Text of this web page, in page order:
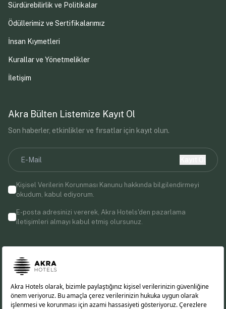
Sürdürebilirlik ve Politikalar
Ödüllerimiz ve Sertifikalarımız
İnsan Kıymetleri
Kurallar ve Yönetmelikler
İletişim
Akra Bülten Listemize Kayıt Ol
Son haberler, etkinlikler ve fırsatlar için kayıt olun.
Kişisel Verilerin Korunması Kanunu hakkında bilgilendirmeyi
okudum, kabul ediyorum.
E-posta adresinizi vererek, Akra Hotels'den pazarlama
iletişimleri almayı kabul etmiş olursunuz.
EN
DE